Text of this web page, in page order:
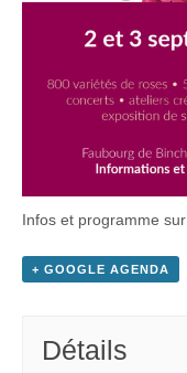
Infos et programme sur
+ GOOGLE AGENDA
Détails